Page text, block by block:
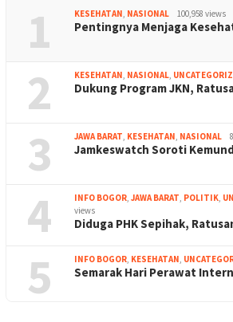
1 KESEHATAN, NASIONAL 100,958 views
Pentingnya Menjaga
2 KESEHATAN, NASIONAL,
Dukung Program JKN,
3 JAWA BARAT, KESEHATAN, NASIONAL
Jamkeswatch Soroti
4 INFO BOGOR, JAWA BARAT, POLITIK,
views
Diduga PHK Sepihak,
5 INFO BOGOR, KESEHATAN,
Semarak Hari Perawat